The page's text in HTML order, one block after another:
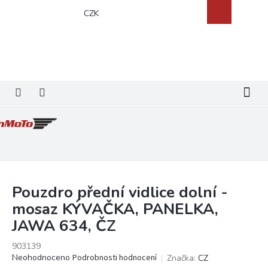
CZK
košík
Pouzdro přední vidlice dolní -
mosaz KÝVAČKA, PANELKA,
JAWA 634, ČZ
903139
Průměrné
Neohodnoceno Podrobnosti hodnocení Značka: CZ